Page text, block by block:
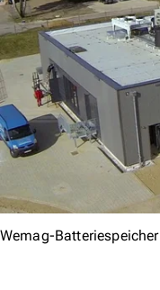
Wemag-Batteriespeicher